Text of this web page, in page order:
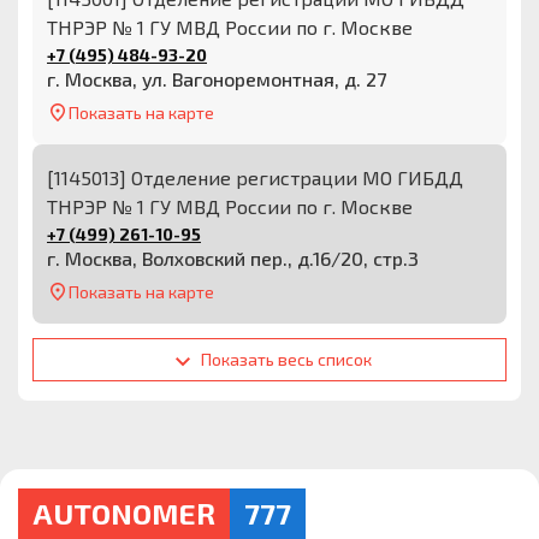
ТНРЭР № 1 ГУ МВД России по г. Москве
+7 (495) 484-93-20
г. Москва, ул. Вагоноремонтная, д. 27
Показать на карте
[1145013] Отделение регистрации МО ГИБДД
ТНРЭР № 1 ГУ МВД России по г. Москве
+7 (499) 261-10-95
г. Москва, Волховский пер., д.16/20, стр.3
Показать на карте
Показать весь список
AUTONOMER 777